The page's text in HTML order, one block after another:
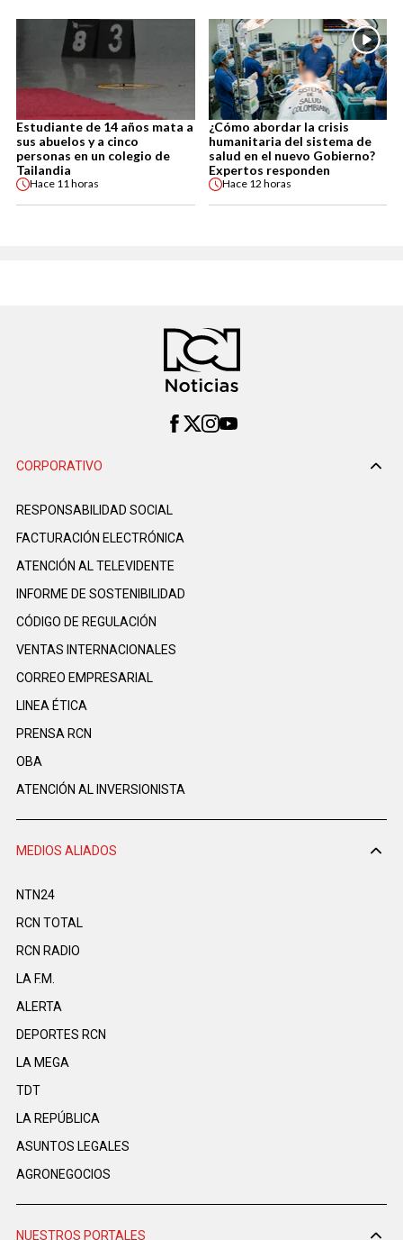
Estudiante de 14 años mata a
sus abuelos y a cinco
personas en un colegio de
Tailandia
Hace 11 horas
¿Cómo abordar la crisis
humanitaria del sistema de
salud en el nuevo Gobierno?
Expertos responden
Hace 12 horas
CORPORATIVO
RESPONSABILIDAD SOCIAL
FACTURACIÓN ELECTRÓNICA
ATENCIÓN AL TELEVIDENTE
INFORME DE SOSTENIBILIDAD
CÓDIGO DE REGULACIÓN
VENTAS INTERNACIONALES
CORREO EMPRESARIAL
LINEA ÉTICA
PRENSA RCN
OBA
ATENCIÓN AL INVERSIONISTA
MEDIOS ALIADOS
NTN24
RCN TOTAL
RCN RADIO
LA F.M.
ALERTA
DEPORTES RCN
LA MEGA
TDT
LA REPÚBLICA
ASUNTOS LEGALES
AGRONEGOCIOS
NUESTROS PORTALES